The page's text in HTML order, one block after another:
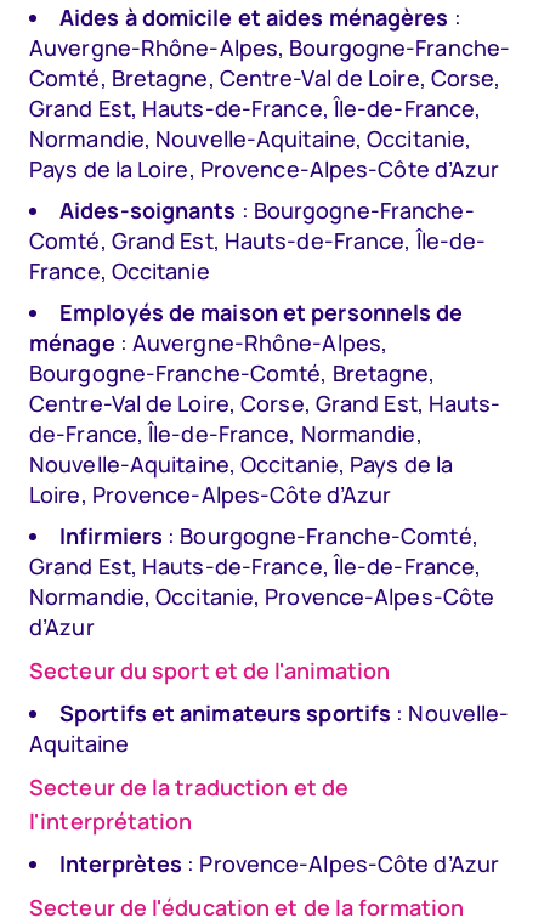
Aides à domicile et aides ménagères :
Auvergne-Rhône-Alpes, Bourgogne-Franche-
Comté, Bretagne, Centre-Val de Loire, Corse,
Grand Est, Hauts-de-France, Île-de-France,
Normandie, Nouvelle-Aquitaine, Occitanie,
Pays de la Loire, Provence-Alpes-Côte d’Azur
Aides-soignants : Bourgogne-Franche-
Comté, Grand Est, Hauts-de-France, Île-de-
France, Occitanie
Employés de maison et personnels de
ménage : Auvergne-Rhône-Alpes,
Bourgogne-Franche-Comté, Bretagne,
Centre-Val de Loire, Corse, Grand Est, Hauts-
de-France, Île-de-France, Normandie,
Nouvelle-Aquitaine, Occitanie, Pays de la
Loire, Provence-Alpes-Côte d’Azur
Infirmiers : Bourgogne-Franche-Comté,
Grand Est, Hauts-de-France, Île-de-France,
Normandie, Occitanie, Provence-Alpes-Côte
d’Azur
Secteur du sport et de l'animation
Sportifs et animateurs sportifs : Nouvelle-
Aquitaine
Secteur de la traduction et de
l'interprétation
Interprètes : Provence-Alpes-Côte d’Azur
Secteur de l'éducation et de la formation